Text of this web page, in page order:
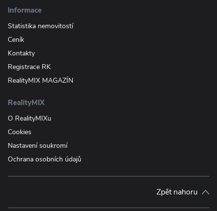
Informace
Statistika nemovitostí
Ceník
Kontakty
Registrace RK
RealityMIX MAGAZÍN
RealityMIX
O RealityMIXu
Cookies
Nastavení soukromí
Ochrana osobních údajů
Zpět nahoru